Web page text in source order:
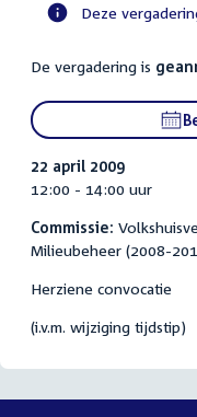
commissie
activiteit
Deze
De vergadering is
22 april 2009
12:00 - 14:00 uur
Commissie:
Milieubeheer (2008-
Herziene convocatie
(i.v.m. wijziging tijdstip)